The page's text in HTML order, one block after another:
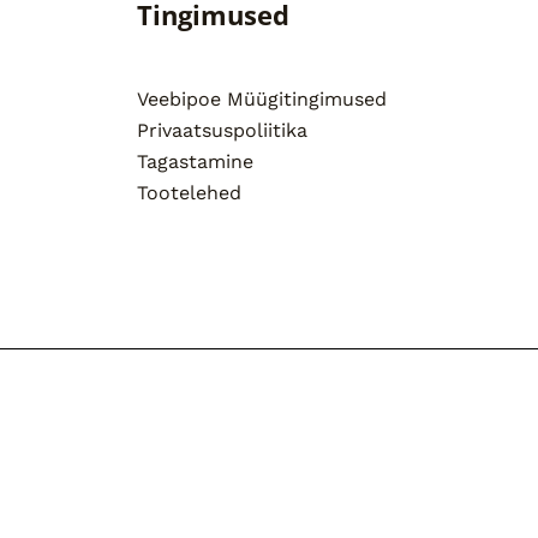
Tingimused
Veebipoe Müügitingimused
Privaatsuspoliitika
Tagastamine
Tootelehed